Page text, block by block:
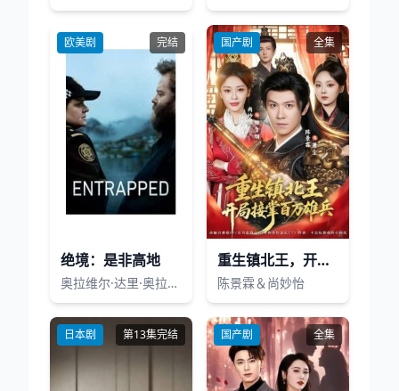
欧美剧 完结
绝境：是非高地
奥拉维尔·达里·奥拉夫松,伊尔穆尔·克里斯蒂安·斯多蒂尔,托玛斯·博·拉森,比约恩·西鲁·哈瑞森,玛丽亚·塞尔玛·玛拉多提尔,哈拉迪尔·阿里·斯特凡松,Þorsteinn Gunnarsson,埃吉尔·奥拉夫森,Guðjón Pedersen,玛格丽特·维米蒂特,Friðrik Róbertsson,Emil B. Kárason,伊里斯·坦贾·弗利根林,Snæfríður Ingvarsdóttir,Sigurður Þór Óskarsson
国产剧 全集
重生镇北王，开局接掌百万雄兵
陈景霖＆尚妙怡
日本剧 第13集完结 国产剧 全集